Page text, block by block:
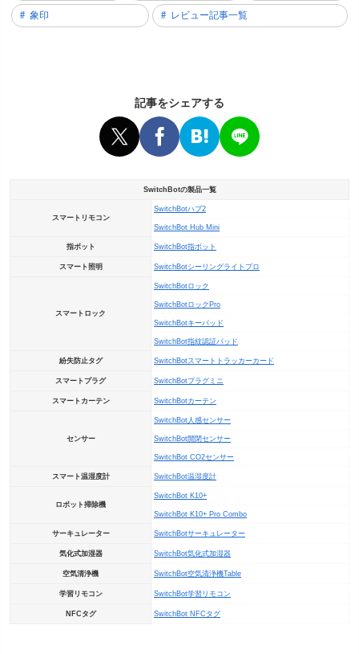
象印 レビュー記事一覧
記事をシェアする
SwitchBotの製品一覧
スマートリモコン
SwitchBotハブ2
SwitchBot Hub Mini
指ボット SwitchBot指ボット
スマート照明 SwitchBotシーリングライトプロ
スマートロック
SwitchBotロック
SwitchBotロックPro
SwitchBotキーパッド
SwitchBot指紋認証パッド
紛失防止タグ SwitchBotスマートトラッカーカード
スマートプラグ SwitchBotプラグミニ
スマートカーテン SwitchBotカーテン
センサー
SwitchBot人感センサー
SwitchBot開閉センサー
SwitchBot CO2センサー
スマート温湿度計 SwitchBot温湿度計
ロボット掃除機
SwitchBot K10+
SwitchBot K10+ Pro Combo
サーキュレーター SwitchBotサーキュレーター
気化式加湿器 SwitchBot気化式加湿器
空気清浄機 SwitchBot空気清浄機Table
学習リモコン SwitchBot学習リモコン
NFCタグ SwitchBot NFCタグ